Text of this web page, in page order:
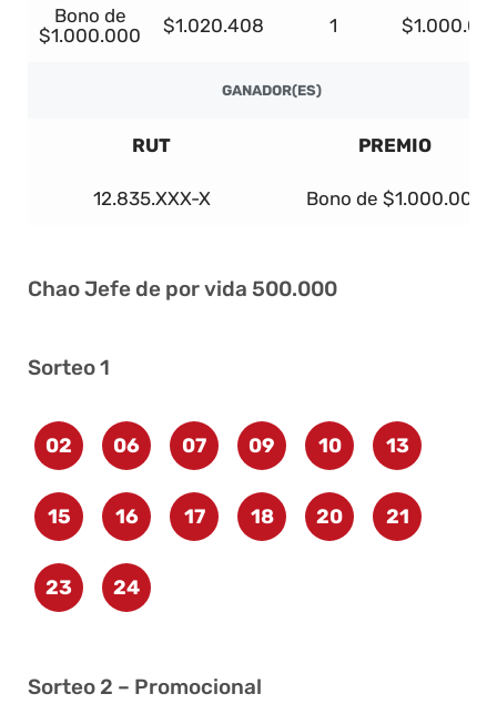
Bono de
$1.000.000
$1.020.408 1
GANADOR(ES)
RUT PREMIO
12.835.XXX-X Bono de $1.000.000
Chao Jefe de por vida 500.000
Sorteo 1
02 06 07 09 10 13
15 16 17 18 20 21
23 24
Sorteo 2 – Promocional